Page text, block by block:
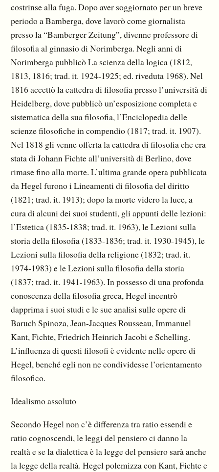
costrinse alla fuga. Dopo aver soggiornato per un breve
periodo a Bamberga, dove lavorò come giornalista
presso la “Bamberger Zeitung”, divenne professore di
filosofia al ginnasio di Norimberga. Negli anni di
Norimberga pubblicò La scienza della logica (1812,
1813, 1816; trad. it. 1924-1925; ed. riveduta 1968). Nel
1816 accettò la cattedra di filosofia presso l’università di
Heidelberg, dove pubblicò un’esposizione completa e
sistematica della sua filosofia, l’Enciclopedia delle
scienze filosofiche in compendio (1817; trad. it. 1907).
Nel 1818 gli venne offerta la cattedra di filosofia che era
stata di Johann Fichte all’università di Berlino, dove
rimase fino alla morte. L’ultima grande opera pubblicata
da Hegel furono i Lineamenti di filosofia del diritto
(1821; trad. it. 1913); dopo la morte videro la luce, a
cura di alcuni dei suoi studenti, gli appunti delle lezioni:
l’Estetica (1835-1838; trad. it. 1963), le Lezioni sulla
storia della filosofia (1833-1836; trad. it. 1930-1945), le
Lezioni sulla filosofia della religione (1832; trad. it.
1974-1983) e le Lezioni sulla filosofia della storia
(1837; trad. it. 1941-1963). In possesso di una profonda
conoscenza della filosofia greca, Hegel incentrò
dapprima i suoi studi e le sue analisi sulle opere di
Baruch Spinoza, Jean-Jacques Rousseau, Immanuel
Kant, Fichte, Friedrich Heinrich Jacobi e Schelling.
L’influenza di questi filosofi è evidente nelle opere di
Hegel, benché egli non ne condividesse l’orientamento
filosofico.
Idealismo assoluto
Secondo Hegel non c’è differenza tra ratio essendi e
ratio cognoscendi, le leggi del pensiero ci danno la
realtà e se la dialettica è la legge del pensiero sarà anche
la legge della realtà. Hegel polemizza con Kant, Fichte e